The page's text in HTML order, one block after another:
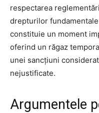
respectarea
drepturilor
constituie un moment
oferind un răgaz
unei sancțiuni
nejustificate.
Argumentele